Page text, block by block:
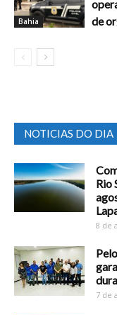
Bahia
de
NOTICIAS DO DIA
Rio
8 de
7 de